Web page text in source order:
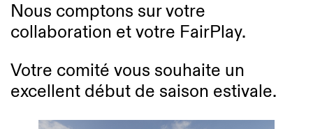
Nous comptons sur votre
collaboration et votre FairPlay.
Votre comité vous souhaite un
excellent début de saison estivale.